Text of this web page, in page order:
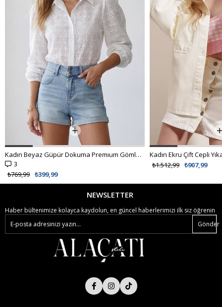
Kadın Ekru Çift Cepli Yıkamalı Oversize Denim Ceket ALC-X8152
₺1.512,99
NEWSLETTER
Haber bültenimize kolayca kaydolun, en güncel haberlerimizi ilk siz öğrenin
Gönder